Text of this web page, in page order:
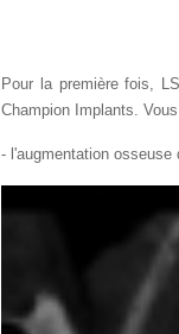
Pour la première fois,
Champion Implants.
- l'augmentation osseuse